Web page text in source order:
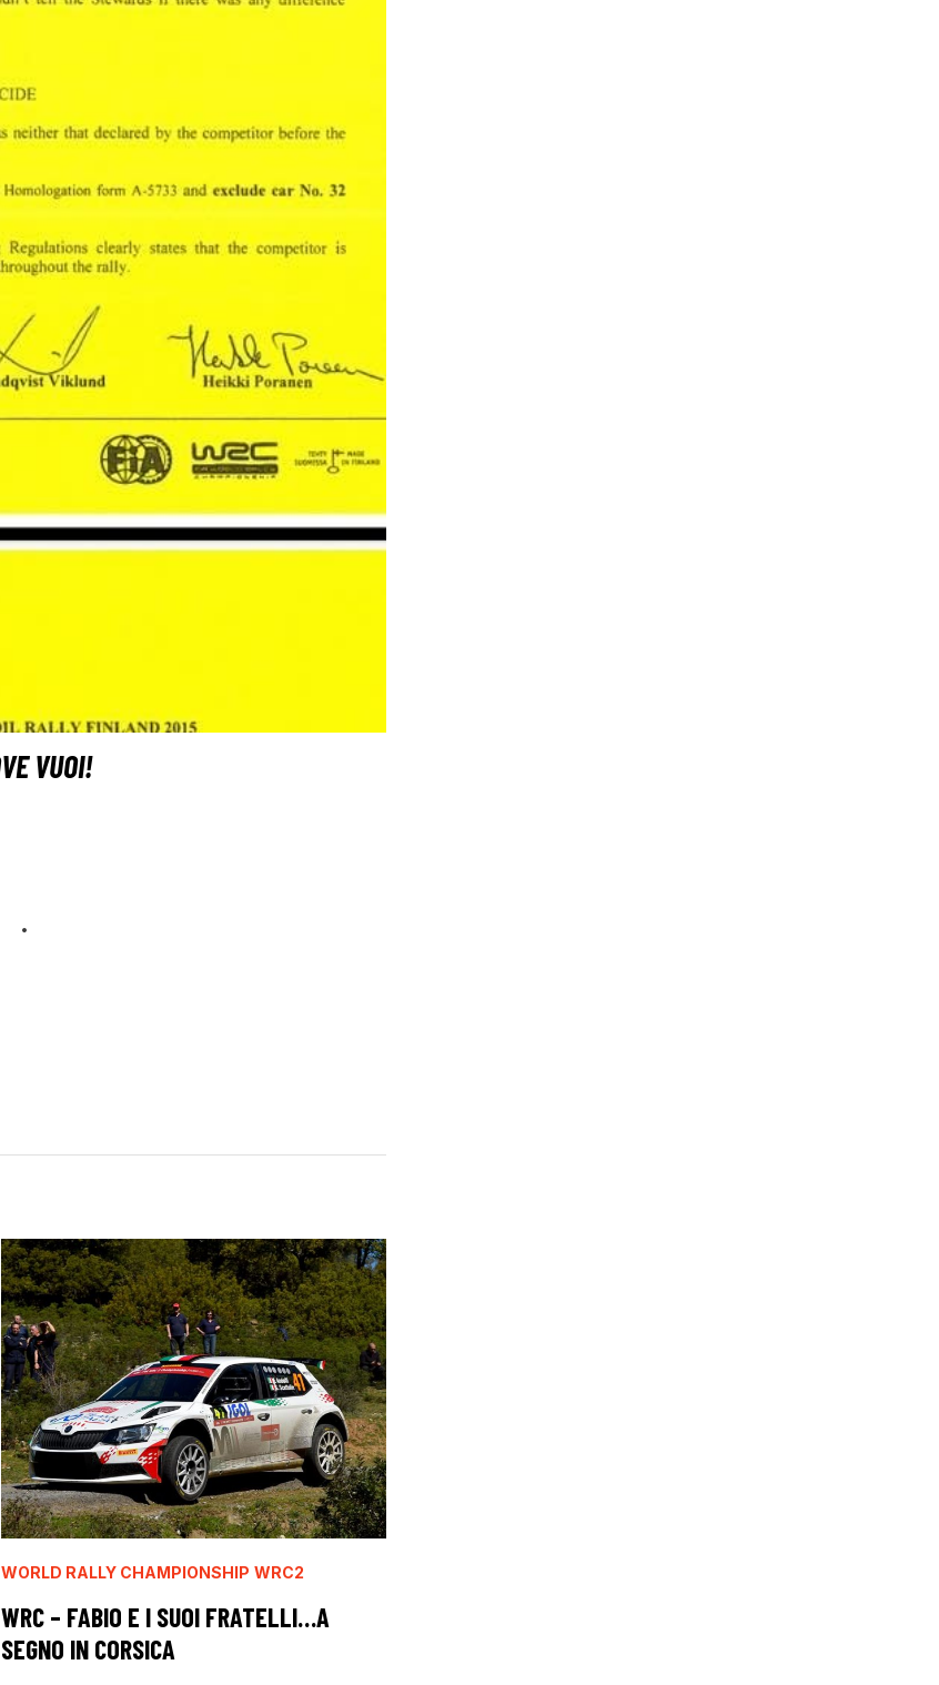
WORLD RALLY CHAMPIONSHIP WRC2
WRC – FABIO E I SUOI FRATELLI…A
SEGNO IN CORSICA